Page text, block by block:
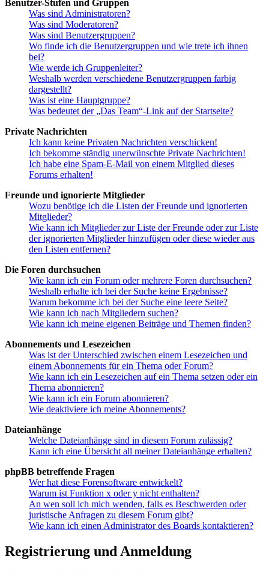
Benutzer-Stufen und Gruppen
Was sind Administratoren?
Was sind Moderatoren?
Was sind Benutzergruppen?
Wo finde ich die Benutzergruppen und wie trete ich ihnen
bei?
Wie werde ich Gruppenleiter?
Weshalb werden verschiedene Benutzergruppen farbig
dargestellt?
Was ist eine Hauptgruppe?
Was bedeutet der „Das Team“-Link auf der Startseite?
Private Nachrichten
Ich kann keine Privaten Nachrichten verschicken!
Ich bekomme ständig unerwünschte Private Nachrichten!
Ich habe eine Spam-E-Mail von einem Mitglied dieses
Forums erhalten!
Freunde und ignorierte Mitglieder
Wozu benötige ich die Listen der Freunde und ignorierten
Mitglieder?
Wie kann ich Mitglieder zur Liste der Freunde oder zur Liste
der ignorierten Mitglieder hinzufügen oder diese wieder aus
den Listen entfernen?
Die Foren durchsuchen
Wie kann ich ein Forum oder mehrere Foren durchsuchen?
Weshalb erhalte ich bei der Suche keine Ergebnisse?
Warum bekomme ich bei der Suche eine leere Seite?
Wie kann ich nach Mitgliedern suchen?
Wie kann ich meine eigenen Beiträge und Themen finden?
Abonnements und Lesezeichen
Was ist der Unterschied zwischen einem Lesezeichen und
einem Abonnements für ein Thema oder Forum?
Wie kann ich ein Lesezeichen auf ein Thema setzen oder ein
Thema abonnieren?
Wie kann ich ein Forum abonnieren?
Wie deaktiviere ich meine Abonnements?
Dateianhänge
Welche Dateianhänge sind in diesem Forum zulässig?
Kann ich eine Übersicht all meiner Dateianhänge erhalten?
phpBB betreffende Fragen
Wer hat diese Forensoftware entwickelt?
Warum ist Funktion x oder y nicht enthalten?
An wen soll ich mich wenden, falls es Beschwerden oder
juristische Anfragen zu diesem Forum gibt?
Wie kann ich einen Administrator des Boards kontaktieren?
Registrierung und Anmeldung